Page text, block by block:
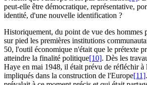
peut-elle être démocratique, représentative,
identité, d'une nouvelle identification ?
Historiquement, du point de vue des hommes
sur pied les premières institutions
50, l'outil économique n'était que le prétexte
atteindre la finalité politique[10]. Dès les
Haye en mai 1948, il était prévu de réfléchir à
impliqués dans la construction de l'Europe[11]